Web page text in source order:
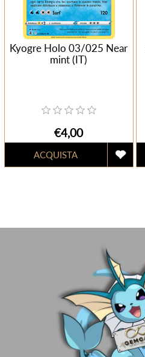
Kyogre Holo 03/025 Near
mint (IT)
€4,00